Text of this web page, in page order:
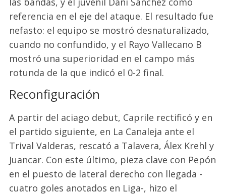
referencia en el eje del ataque. El resultado fue
nefasto: el equipo se mostró desnaturalizado,
cuando no confundido, y el Rayo Vallecano B
mostró una superioridad en el campo más
rotunda de la que indicó el 0-2 final.
Reconfiguración
A partir del aciago debut, Caprile rectificó y en
el partido siguiente, en La Canaleja ante el
Trival Valderas, rescató a Talavera, Álex Krehl y
Juancar. Con este último, pieza clave con Pepón
en el puesto de lateral derecho con llegada -
cuatro goles anotados en Liga-, hizo el